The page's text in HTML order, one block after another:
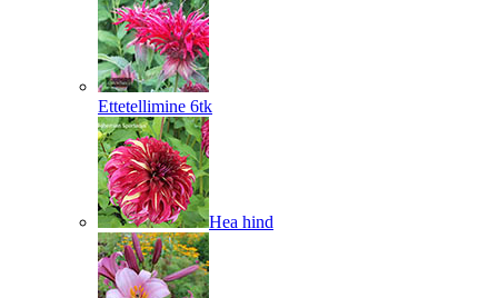
Ettetellimine 6tk
Hea hind